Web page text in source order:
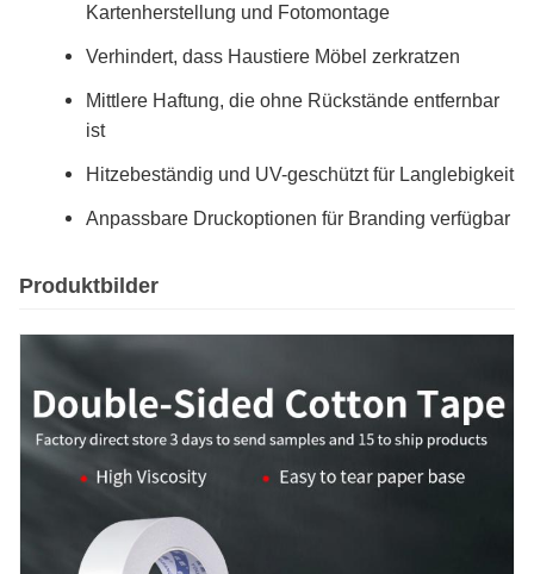
Kartenherstellung und Fotomontage
Verhindert, dass Haustiere Möbel zerkratzen
Mittlere Haftung, die ohne Rückstände entfernbar
ist
Hitzebeständig und UV-geschützt für Langlebigkeit
Anpassbare Druckoptionen für Branding verfügbar
Produktbilder